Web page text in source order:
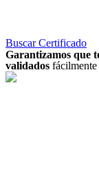
Buscar Certificado
Garantizamos que
validados fácilmente